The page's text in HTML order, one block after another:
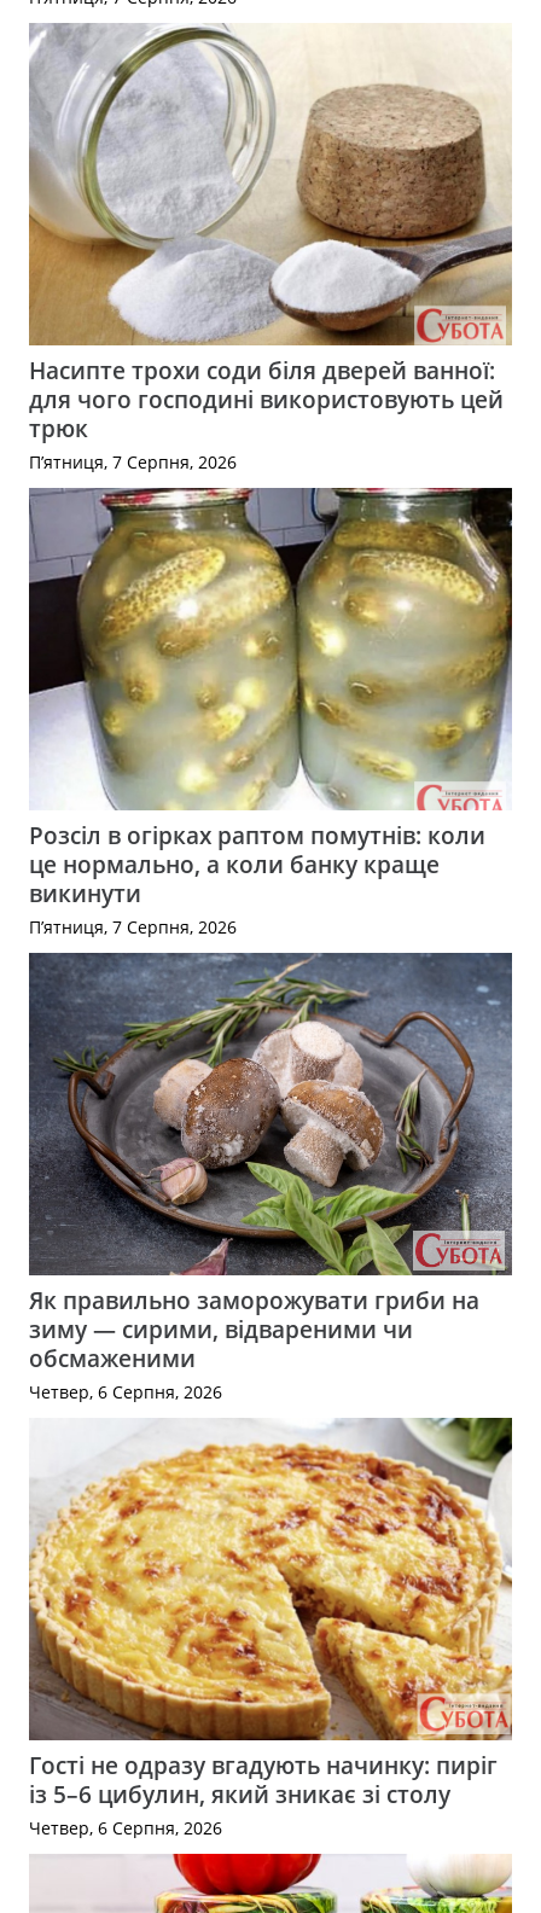
Насипте трохи соди біля дверей ванної:
для чого господині використовують цей
трюк
П’ятниця, 7 Серпня, 2026
Розсіл в огірках раптом помутнів: коли
це нормально, а коли банку краще
викинути
П’ятниця, 7 Серпня, 2026
Як правильно заморожувати гриби на
зиму — сирими, відвареними чи
обсмаженими
Четвер, 6 Серпня, 2026
Гості не одразу вгадують начинку: пиріг
із 5–6 цибулин, який зникає зі столу
Четвер, 6 Серпня, 2026